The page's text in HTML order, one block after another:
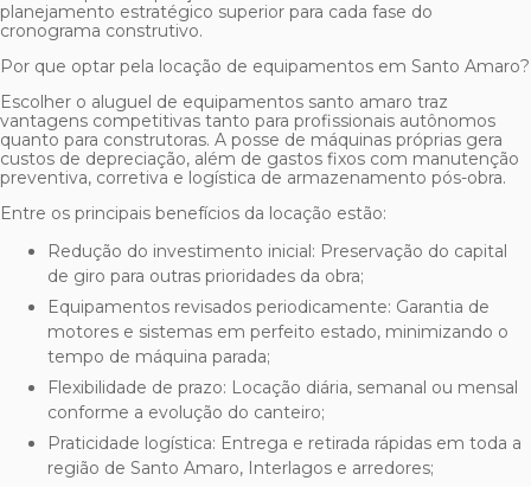
planejamento estratégico superior para cada fase do
cronograma construtivo.
Por que optar pela locação de equipamentos em Santo Amaro?
Escolher o aluguel de equipamentos santo amaro traz
vantagens competitivas tanto para profissionais autônomos
quanto para construtoras. A posse de máquinas próprias gera
custos de depreciação, além de gastos fixos com manutenção
preventiva, corretiva e logística de armazenamento pós-obra.
Entre os principais benefícios da locação estão:
Redução do investimento inicial: Preservação do capital
de giro para outras prioridades da obra;
Equipamentos revisados periodicamente: Garantia de
motores e sistemas em perfeito estado, minimizando o
tempo de máquina parada;
Flexibilidade de prazo: Locação diária, semanal ou mensal
conforme a evolução do canteiro;
Praticidade logística: Entrega e retirada rápidas em toda a
região de Santo Amaro, Interlagos e arredores;